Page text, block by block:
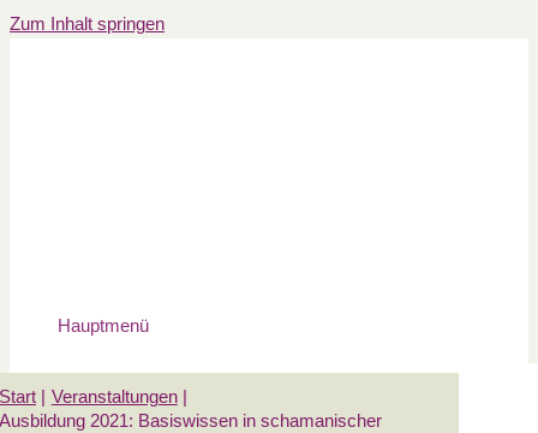
Zum Inhalt springen
Hauptmenü
Start
Veranstaltungen
Ausbildung 2021: Basiswissen in schamanischer